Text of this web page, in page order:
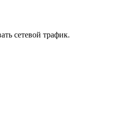
сетевой трафик.